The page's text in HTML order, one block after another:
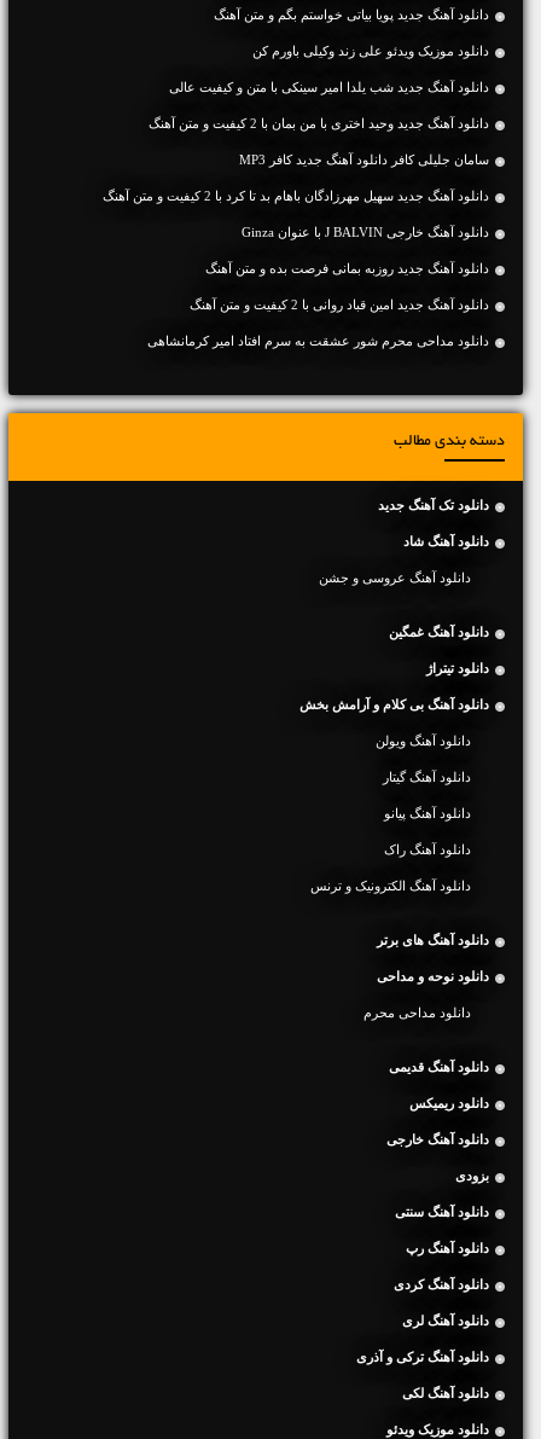
دانلود آهنگ جديد پویا بیاتی خواستم بگم و متن آهنگ
دانلود موزیک ویدئو علی زند وکیلی باورم کن
دانلود آهنگ جديد شب یلدا امیر سینکی با متن و کیفیت عالی
دانلود آهنگ جديد وحید اختری با من بمان با 2 کیفیت و متن آهنگ
سامان جلیلی کافر دانلود آهنگ جدید کافر MP3
دانلود آهنگ جديد سهیل مهرزادگان باهام بد تا کرد با 2 کیفیت و متن آهنگ
دانلود آهنگ خارجی J BALVIN با عنوان Ginza
دانلود آهنگ جديد روزبه بمانی فرصت بده و متن آهنگ
دانلود آهنگ جديد امین قباد روانی با 2 کیفیت و متن آهنگ
دانلود مداحی محرم شور عشقت به سرم افتاد امیر کرمانشاهی
دسته بندی مطالب
دانلود تک آهنگ جدید
دانلود آهنگ شاد
دانلود آهنگ عروسی و جشن
دانلود آهنگ غمگین
دانلود تیتراژ
دانلود آهنگ بی کلام و آرامش بخش
دانلود آهنگ ویولن
دانلود آهنگ گیتار
دانلود آهنگ پیانو
دانلود آهنگ راک
دانلود آهنگ الکترونیک و ترنس
دانلود آهنگ های برتر
دانلود نوحه و مداحی
دانلود مداحی محرم
دانلود آهنگ قدیمی
دانلود ریمیکس
دانلود آهنگ خارجی
بزودی
دانلود آهنگ سنتی
دانلود آهنگ رپ
دانلود آهنگ کردی
دانلود آهنگ لری
دانلود آهنگ ترکی و آذری
دانلود آهنگ لکی
دانلود موزیک ویدئو